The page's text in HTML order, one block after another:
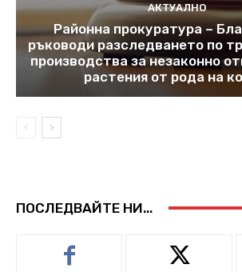
АКТУАЛНО
Районна прокуратура –
ръководи разследването по
производства за незаконно
растения от рода на
ПОСЛЕДВАЙТЕ НИ...